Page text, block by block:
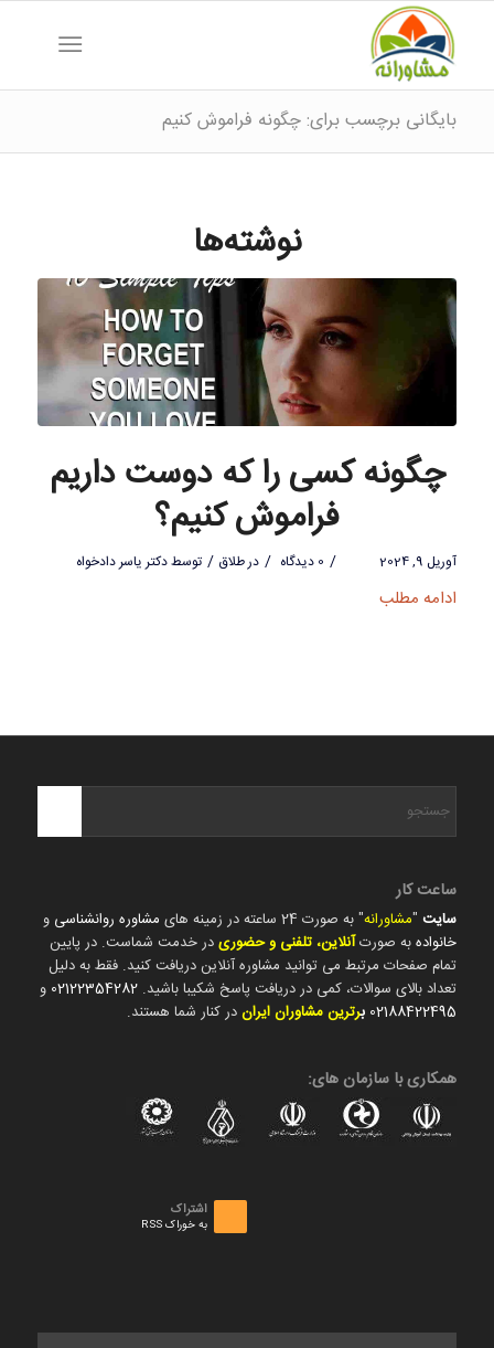
بایگانی برچسب برای: چگونه فراموش کنیم
نوشته‌ها
چگونه کسی را که دوست داریم
فراموش کنیم؟
آوریل 9, 2024 / 0 دیدگاه / درطلاق / توسطدکتر یاسر دادخواه
ادامه مطلب
ساعت کار
سایت"مشاورانه" به صورت 24 ساعته در زمینه های مشاوره روانشناسی و
خانوادهبه صورتآنلاین، تلفنی و حضوریدر خدمت شماست. در پایین
تمام صفحات مرتبط می توانید مشاوره آنلاین دریافت کنید. فقط به دلیل
تعداد بالای سوالات، کمی در دریافت پاسخ شکیبا باشید. 02122354282 و
02188422495 برترین مشاوران ایراندر کنار شما هستند.
همکاری با سازمان های:
اشتراک
به خوراک RSS